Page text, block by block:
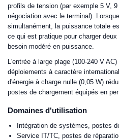
profils de tension (par exemple 5 V,
négociation avec le terminal).
simultanément, la puissance totale
ce qui est pratique pour charger
besoin modéré en puissance.
L'entrée à large plage (100-240 V
déploiements à caractère
d'énergie à charge nulle (0,05 W)
postes de chargement équipés en
Domaines d'utilisation
Intégration de systèmes, postes
Service IT/TC, postes de